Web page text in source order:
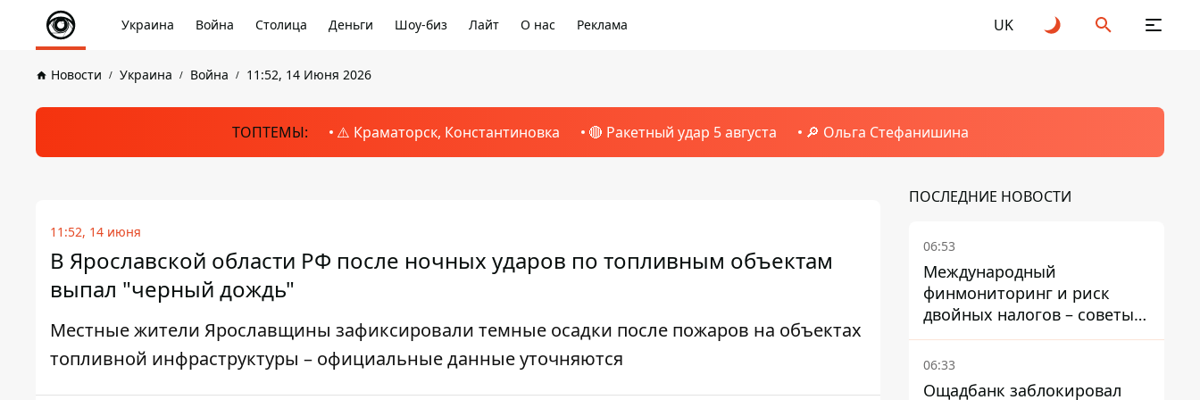
Украина Война Столица Деньги Шоу-биз Лайт О нас Реклама UK
Новости Украина Война 11:52, 14 Июня 2026
ТОПТЕМЫ: ⚠️ Краматорск, Константиновка 🔴 Ракетный удар 5 августа 🔎 Ольга Стефанишина
11:52, 14 июня
В Ярославской области РФ после ночных ударов по топливным объектам
выпал "черный дождь"
Местные жители Ярославщины зафиксировали темные осадки после пожаров на объектах
топливной инфраструктуры – официальные данные уточняются
ПОСЛЕДНИЕ НОВОСТИ
06:53
Международный
финмониторинг и риск
двойных налогов – советы
украинцам в Польше
06:33
Ощадбанк заблокировал